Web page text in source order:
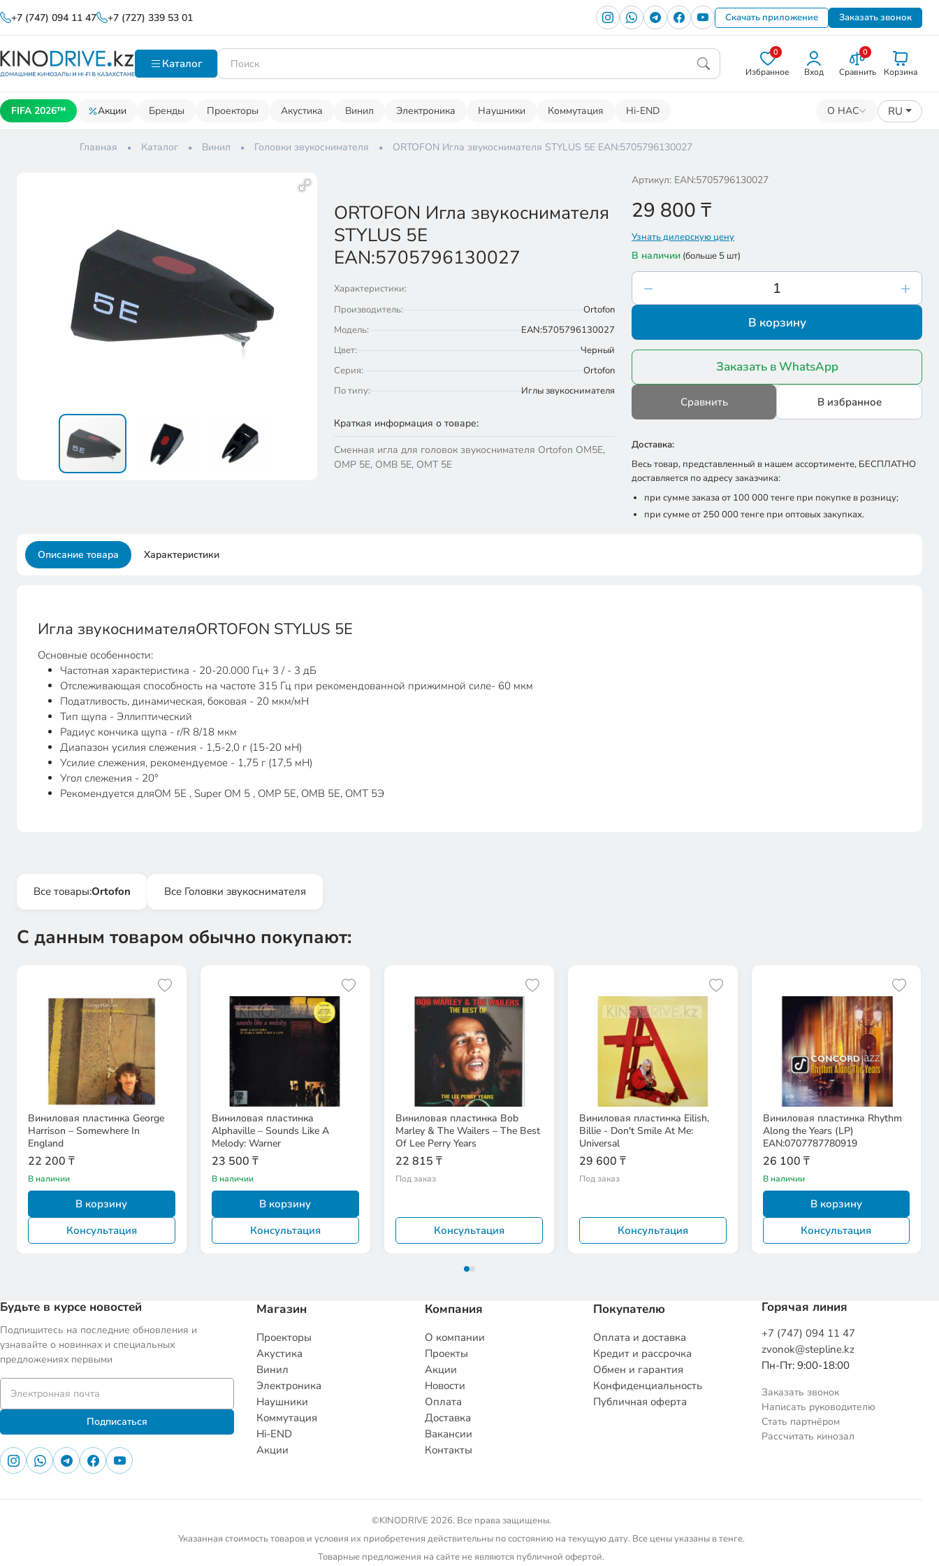
+7 (747) 094 11 47 +7 (727) 339 53 01 Скачать приложение Заказать звонок
Каталог
0
Избранное Вход
0
Сравнить Корзина
FIFA 2026™ Акции Бренды Проекторы Акустика Винил Электроника Наушники Коммутация Hi-END О НАС RU
Главная Каталог Винил Головки звукоснимателя ORTOFON Игла звукоснимателя STYLUS 5E EAN:5705796130027
ORTOFON Игла звукоснимателя
STYLUS 5E
EAN:5705796130027
Характеристики:
Производитель:
Ortofon
Модель:
EAN:5705796130027
Цвет:
Черный
Серия:
Ortofon
По типу:
Иглы звукоснимателя
Краткая информация о товаре:
Сменная игла для головок звукоснимателя Ortofon OM5E,
OMP 5E, OMB 5E, OMT 5E
Артикул: EAN:5705796130027
29 800 ₸
Узнать дилерскую цену
В наличии (больше 5 шт)
В корзину
Заказать в WhatsApp
Сравнить В избранное
Доставка:
Весь товар, представленный в нашем ассортименте, БЕСПЛАТНО
доставляется по адресу заказчика:
при сумме заказа от 100 000 тенге при покупке в розницу;
при сумме от 250 000 тенге при оптовых закупках.
Описание товара Характеристики
Игла звукоснимателяORTOFON STYLUS 5E
Основные особенности:
Частотная характеристика - 20-20.000 Гц+ 3 / - 3 дБ
Отслеживающая способность на частоте 315 Гц при рекомендованной прижимной силе- 60 мкм
Податливость, динамическая, боковая - 20 мкм/мН
Тип щупа - Эллиптический
Радиус кончика щупа - r/R 8/18 мкм
Диапазон усилия слежения - 1,5-2,0 г (15-20 мН)
Усилие слежения, рекомендуемое - 1,75 г (17,5 мН)
Угол слежения - 20°
Рекомендуется дляOM 5E , Super OM 5 , OMP 5E, OMB 5E, OMT 5Э
Все товары:Ortofon Все Головки звукоснимателя
С данным товаром обычно покупают:
Виниловая пластинка George
Harrison – Somewhere In
England
22 200 ₸
В наличии
В корзину
Консультация
Виниловая пластинка
Alphaville – Sounds Like A
Melody: Warner
23 500 ₸
В наличии
В корзину
Консультация
Виниловая пластинка Bob
Marley & The Wailers – The Best
Of Lee Perry Years
22 815 ₸
Под заказ
Консультация
Виниловая пластинка Eilish,
Billie - Don't Smile At Me:
Universal
29 600 ₸
Под заказ
Консультация
Виниловая пластинка Rhythm
Along the Years (LP)
EAN:0707787780919
26 100 ₸
В наличии
В корзину
Консультация
Будьте в курсе новостей
Подпишитесь на последние обновления и
узнавайте о новинках и специальных
предложениях первыми
Подписаться
Магазин
Проекторы
Акустика
Винил
Электроника
Наушники
Коммутация
Hi-END
Акции
Компания
О компании
Проекты
Акции
Новости
Оплата
Доставка
Вакансии
Контакты
Покупателю
Оплата и доставка
Кредит и рассрочка
Обмен и гарантия
Конфиденциальность
Публичная оферта
Горячая линия
+7 (747) 094 11 47
zvonok@stepline.kz
Пн-Пт: 9:00-18:00
Заказать звонок
Написать руководителю
Стать партнёром
Рассчитать кинозал
©KINODRIVE 2026. Все права защищены.
Указанная стоимость товаров и условия их приобретения действительны по состоянию на текущую дату. Все цены указаны в тенге.
Товарные предложения на сайте не являются публичной офертой.